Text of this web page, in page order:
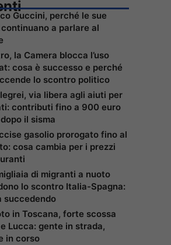
Guccini, perché le sue
a parlare al
la Camera blocca l’uso
cosa è successo e perché
lo scontro politico
via libera agli aiuti per
contributi fino a 900 euro
il sisma
gasolio prorogato fino al
cosa cambia per i prezzi
di migranti a nuoto
lo scontro Italia-Spagna:
succedendo
in Toscana, forte scossa
Lucca: gente in strada,
in corso